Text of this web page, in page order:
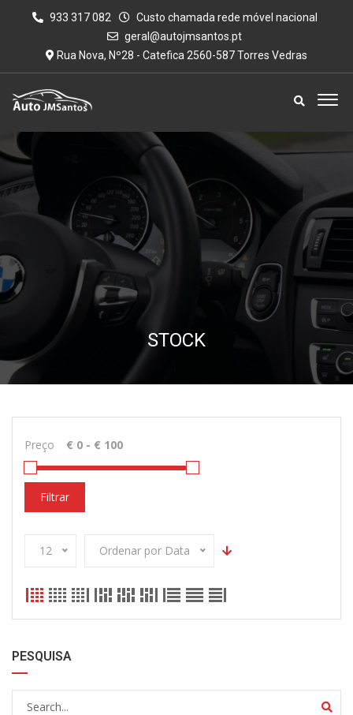
933 317 082
Custo chamada rede móvel nacional
geral@autojmsantos.pt
Rua Nova, Nº28 - Catefica 2560-587 Torres Vedras
STOCK
Preço
Filtrar
12 Ordenar por Data
PESQUISA